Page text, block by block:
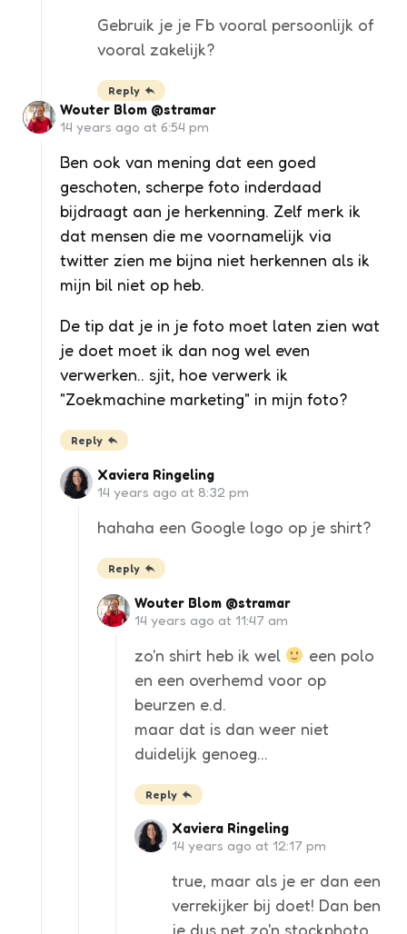
Gebruik je je Fb vooral persoonlijk of
vooral zakelijk?
Reply
Wouter Blom @stramar
14 years ago at 6:54 pm
Ben ook van mening dat een goed
geschoten, scherpe foto inderdaad
bijdraagt aan je herkenning. Zelf merk ik
dat mensen die me voornamelijk via
twitter zien me bijna niet herkennen als ik
mijn bil niet op heb.
De tip dat je in je foto moet laten zien wat
je doet moet ik dan nog wel even
verwerken.. sjit, hoe verwerk ik
"Zoekmachine marketing" in mijn foto?
Reply
Xaviera Ringeling
14 years ago at 8:32 pm
hahaha een Google logo op je shirt?
Reply
Wouter Blom @stramar
14 years ago at 11:47 am
zo'n shirt heb ik wel
een polo
en een overhemd voor op
beurzen e.d.
maar dat is dan weer niet
duidelijk genoeg…
Reply
Xaviera Ringeling
14 years ago at 12:17 pm
true, maar als je er dan een
verrekijker bij doet! Dan ben
je dus net zo'n stockphoto,